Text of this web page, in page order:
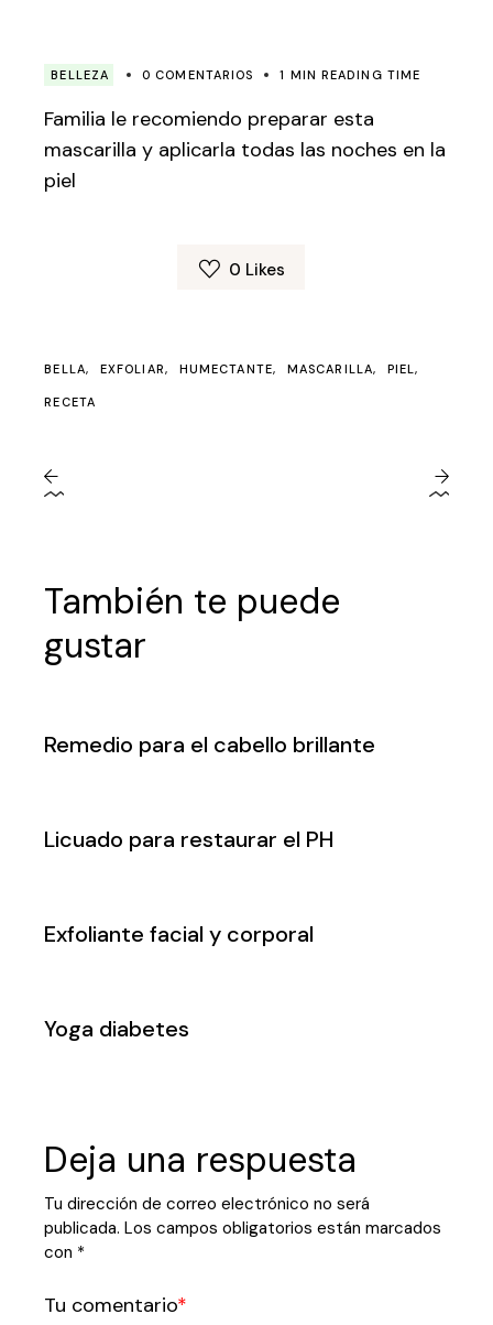
BELLEZA 0 COMENTARIOS 1 MIN READING TIME
Familia le recomiendo preparar esta
mascarilla y aplicarla todas las noches en la
piel
0 Likes
BELLA EXFOLIAR HUMECTANTE MASCARILLA PIEL
RECETA
También te puede
gustar
Remedio para el cabello brillante
Licuado para restaurar el PH
Exfoliante facial y corporal
Yoga diabetes
Deja una respuesta
Tu dirección de correo electrónico no será
publicada. Los campos obligatorios están marcados
con *
Tu comentario